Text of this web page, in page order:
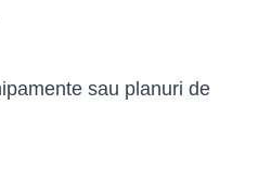
sau planuri de